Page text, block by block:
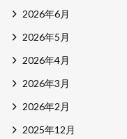
2026年6月
2026年5月
2026年4月
2026年3月
2026年2月
2025年12月